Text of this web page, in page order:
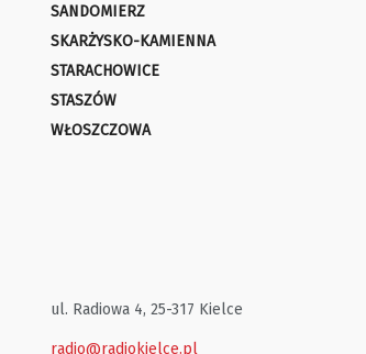
SANDOMIERZ
SKARŻYSKO-KAMIENNA
STARACHOWICE
STASZÓW
WŁOSZCZOWA
ul. Radiowa 4, 25-317 Kielce
radio@radiokielce.pl